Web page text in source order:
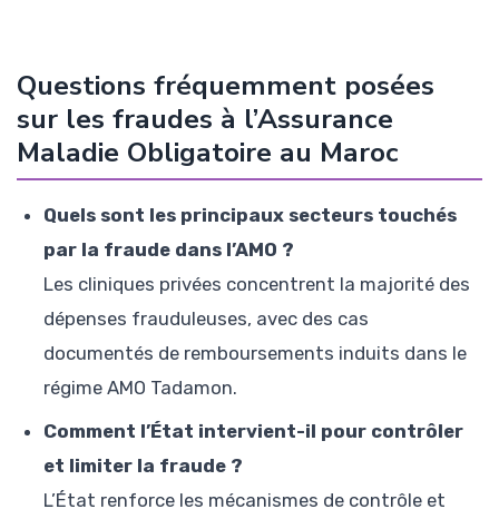
Questions fréquemment posées
sur les fraudes à l’Assurance
Maladie Obligatoire au Maroc
Quels sont les principaux secteurs touchés
par la fraude dans l’AMO ?
Les cliniques privées concentrent la majorité des
dépenses frauduleuses, avec des cas
documentés de remboursements induits dans le
régime AMO Tadamon.
Comment l’État intervient-il pour contrôler
et limiter la fraude ?
L’État renforce les mécanismes de contrôle et